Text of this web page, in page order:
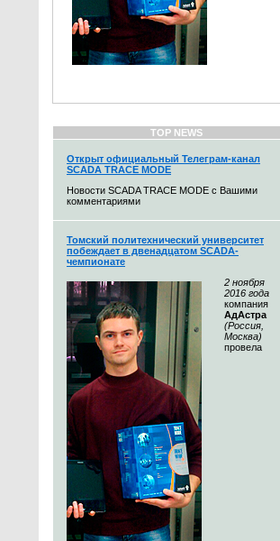
TOP NEWS
Открыт официальный Телеграм-канал
SCADA TRACE MODE
Новости SCADA TRACE MODE с Вашими
комментариями
Томский политехнический университет
побеждает в двенадцатом SCADA-
чемпионате
2 ноября
2016 года
компания
АдАстра
(Россия,
Москва)
провела